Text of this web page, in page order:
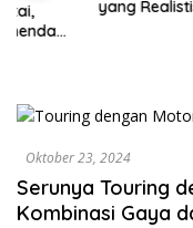
yang Realistis
Oktober 23, 2024
Serunya Touring
Kombinasi Gaya